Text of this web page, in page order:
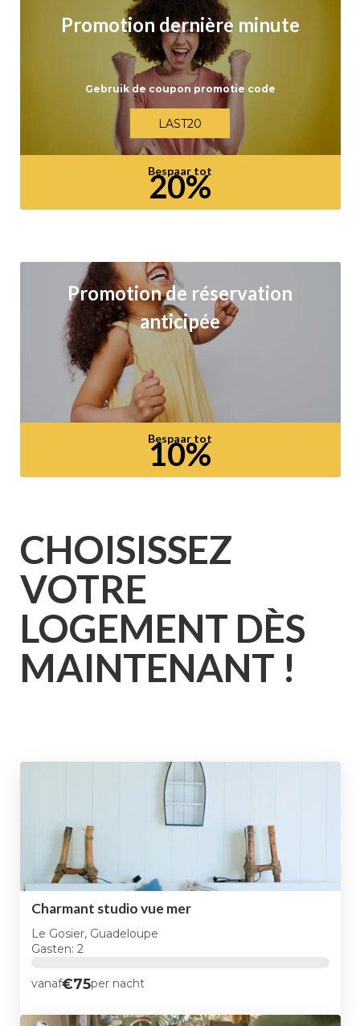
Promotion dernière minute
Gebruik de coupon promotie code
LAST20
Bespaar tot
20%
Promotion de réservation
anticipée
Bespaar tot
10%
CHOISISSEZ
VOTRE
LOGEMENT DÈS
MAINTENANT !
Charmant studio vue mer
Le Gosier, Guadeloupe
Gasten: 2
vanaf€75per nacht